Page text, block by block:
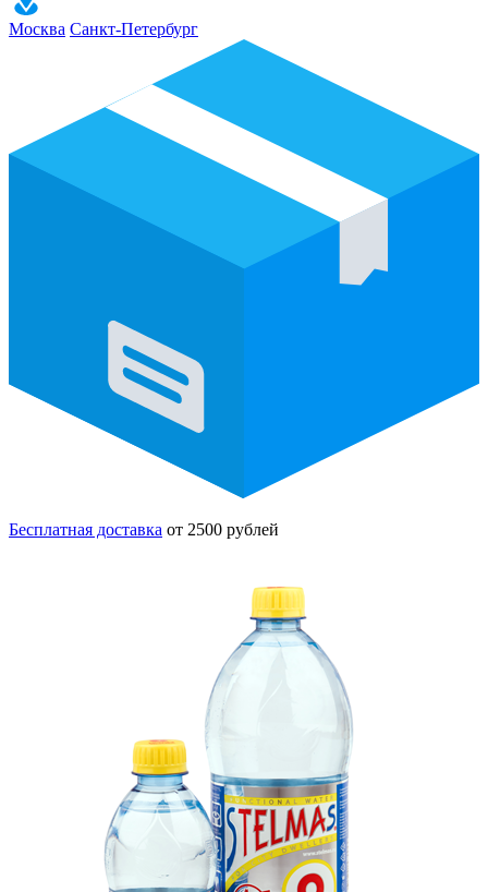
Москва Санкт-Петербург
Бесплатная доставка от 2500 рублей